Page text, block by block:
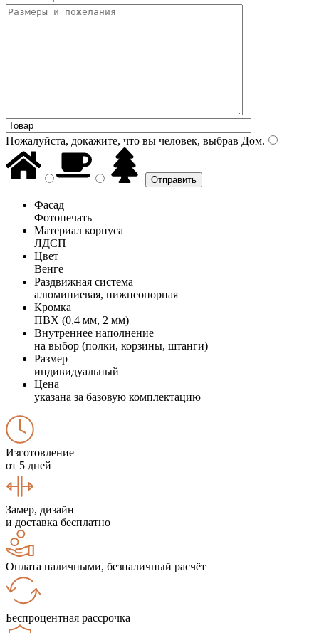
Пожалуйста, докажите, что вы человек, выбрав Дом.
Фасад
Фотопечать
Материал корпуса
ЛДСП
Цвет
Венге
Раздвижная система
алюминиевая, нижнеопорная
Кромка
ПВХ (0,4 мм, 2 мм)
Внутреннее наполнение
на выбор (полки, корзины, штанги)
Размер
индивидуальный
Цена
указана за базовую комплектацию
Изготовление
от 5 дней
Замер, дизайн
и доставка бесплатно
Оплата наличными, безналичный расчёт
Беспроцентная рассрочка